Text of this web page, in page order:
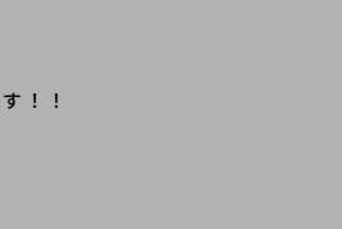
！！